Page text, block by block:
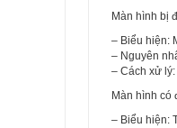
Màn hình bị
– Biểu hiện:
– Nguyên
– Cách xử
Màn hình có
– Biểu hiện: